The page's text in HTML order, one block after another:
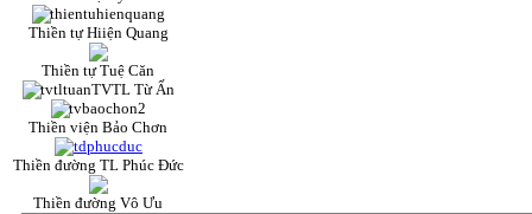
Thiền tự Hiiện Quang
Thiền tự Tuệ Căn
TVTL Từ Ấn
Thiền viện Bảo Chơn
Thiền đường TL Phúc Đức
Thiền đường Vô Ưu